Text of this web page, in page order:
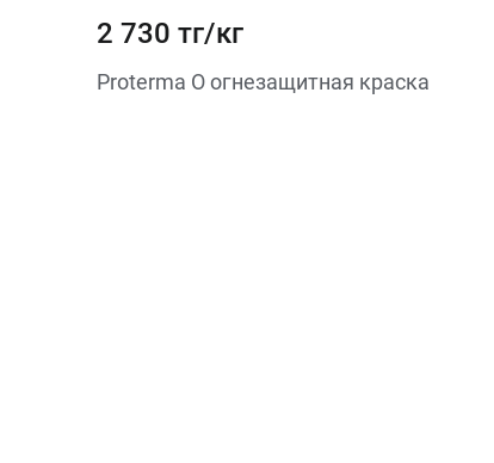
2 730 тг/кг
Proterma О огнезащитная краска